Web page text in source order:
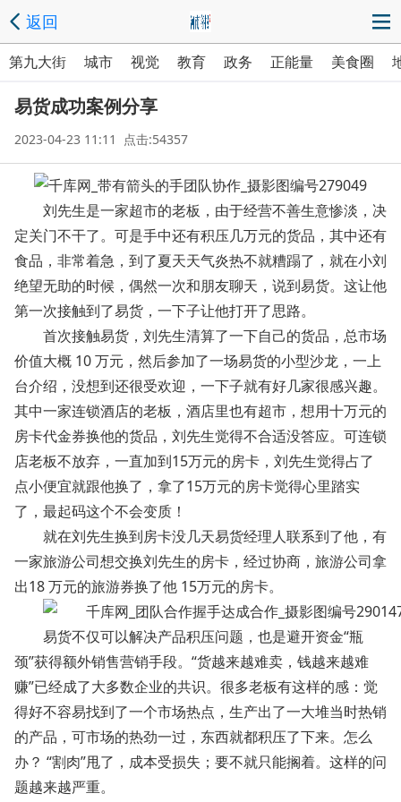
返回
第九大街 城市 视觉 教育 政务 正能量 美食圈
易货成功案例分享
2023-04-23 11:11 点击:54357
刘先生是一家超市的老板，由于经营不善生意惨淡，决
定关门不干了。可是手中还有积压几万元的货品，其中还有
食品，非常着急，到了夏天天气炎热不就糟蹋了，就在小刘
绝望无助的时候，偶然一次和朋友聊天，说到易货。这让他
第一次接触到了易货，一下子让他打开了思路。
首次接触易货，刘先生清算了一下自己的货品，总市场
价值大概 10 万元，然后参加了一场易货的小型沙龙，一上
台介绍，没想到还很受欢迎，一下子就有好几家很感兴趣。
其中一家连锁酒店的老板，酒店里也有超市，想用十万元的
房卡代金券换他的货品，刘先生觉得不合适没答应。可连锁
店老板不放弃，一直加到15万元的房卡，刘先生觉得占了
点小便宜就跟他换了，拿了15万元的房卡觉得心里踏实
了，最起码这个不会变质！
就在刘先生换到房卡没几天易货经理人联系到了他，有
一家旅游公司想交换刘先生的房卡，经过协商，旅游公司拿
出18 万元的旅游券换了他 15万元的房卡。
易货不仅可以解决产品积压问题，也是避开资金“瓶
颈”获得额外销售营销手段。“货越来越难卖，钱越来越难
赚”已经成了大多数企业的共识。很多老板有这样的感：觉
得好不容易找到了一个市场热点，生产出了一大堆当时热销
的产品，可市场的热劲一过，东西就都积压了下来。怎么
办？ “割肉”甩了，成本受损失；要不就只能搁着。这样的问
题越来越严重。